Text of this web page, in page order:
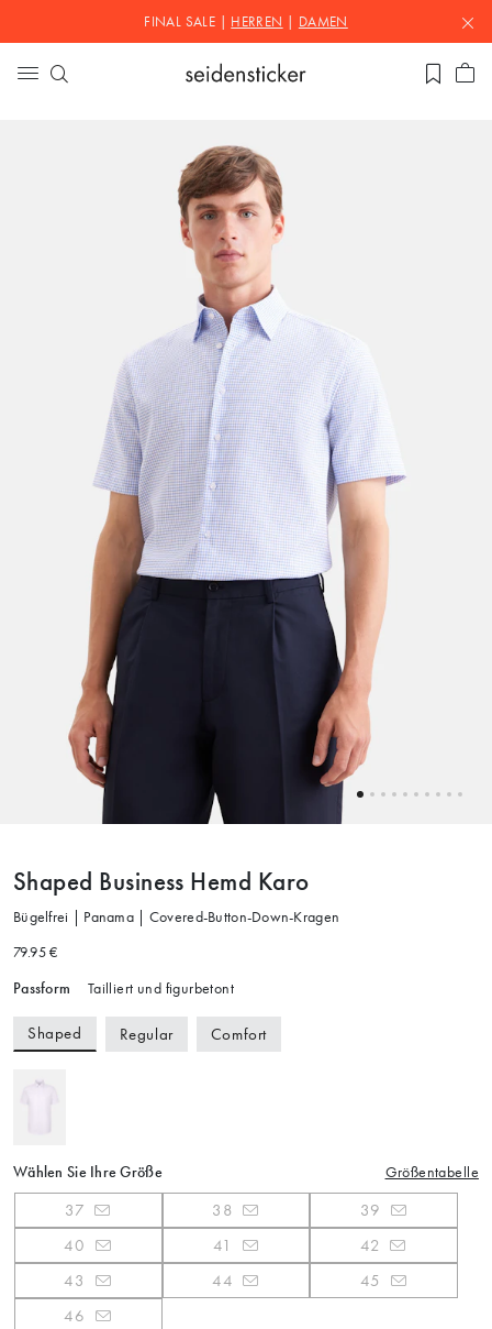
FINAL SALE | HERREN DAMEN
Shaped Business Hemd Karo
Bügelfrei | Panama | Covered-Button-Down-Kragen
79.95 €
Passform Tailliert und figurbetont
Shaped Regular Comfort
Wählen Sie Ihre Größe Größentabelle
37 38
39
40
41
42
43
44
45
46